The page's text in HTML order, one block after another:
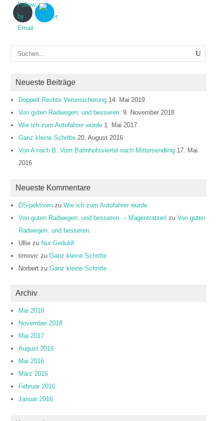
Neueste Beiträge
Doppelt Rechte Verunsicherung 14. Mai 2019
Von guten Radwegen; und besseren. 9. November 2018
Wie ich zum Autofahrer wurde 1. Mai 2017
Ganz kleine Schritte 20. August 2016
Von A nach B: Vom Bahnhofsviertel nach Mittersendling 17. Mai
2016
Neueste Kommentare
DS-pektiven zuWie ich zum Autofahrer wurde
Von guten Radwegen; und besseren. – Magentratzerl zuVon guten
Radwegen; und besseren.
Ullie zu Nur Geduld!
timovic zuGanz kleine Schritte
Norbert zuGanz kleine Schritte
Archiv
Mai 2019
November 2018
Mai 2017
August 2016
Mai 2016
März 2016
Februar 2016
Januar 2016